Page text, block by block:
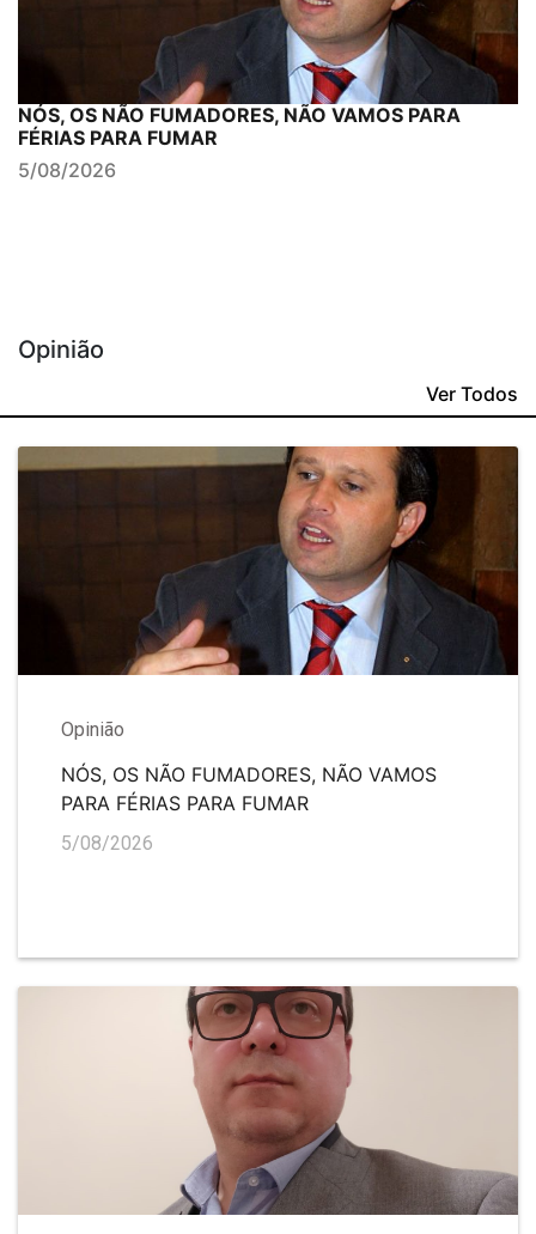
NÓS, OS NÃO FUMADORES, NÃO VAMOS PARA
FÉRIAS PARA FUMAR
5/08/2026
Opinião
Ver Todos
Opinião
NÓS, OS NÃO FUMADORES, NÃO VAMOS
PARA FÉRIAS PARA FUMAR
5/08/2026